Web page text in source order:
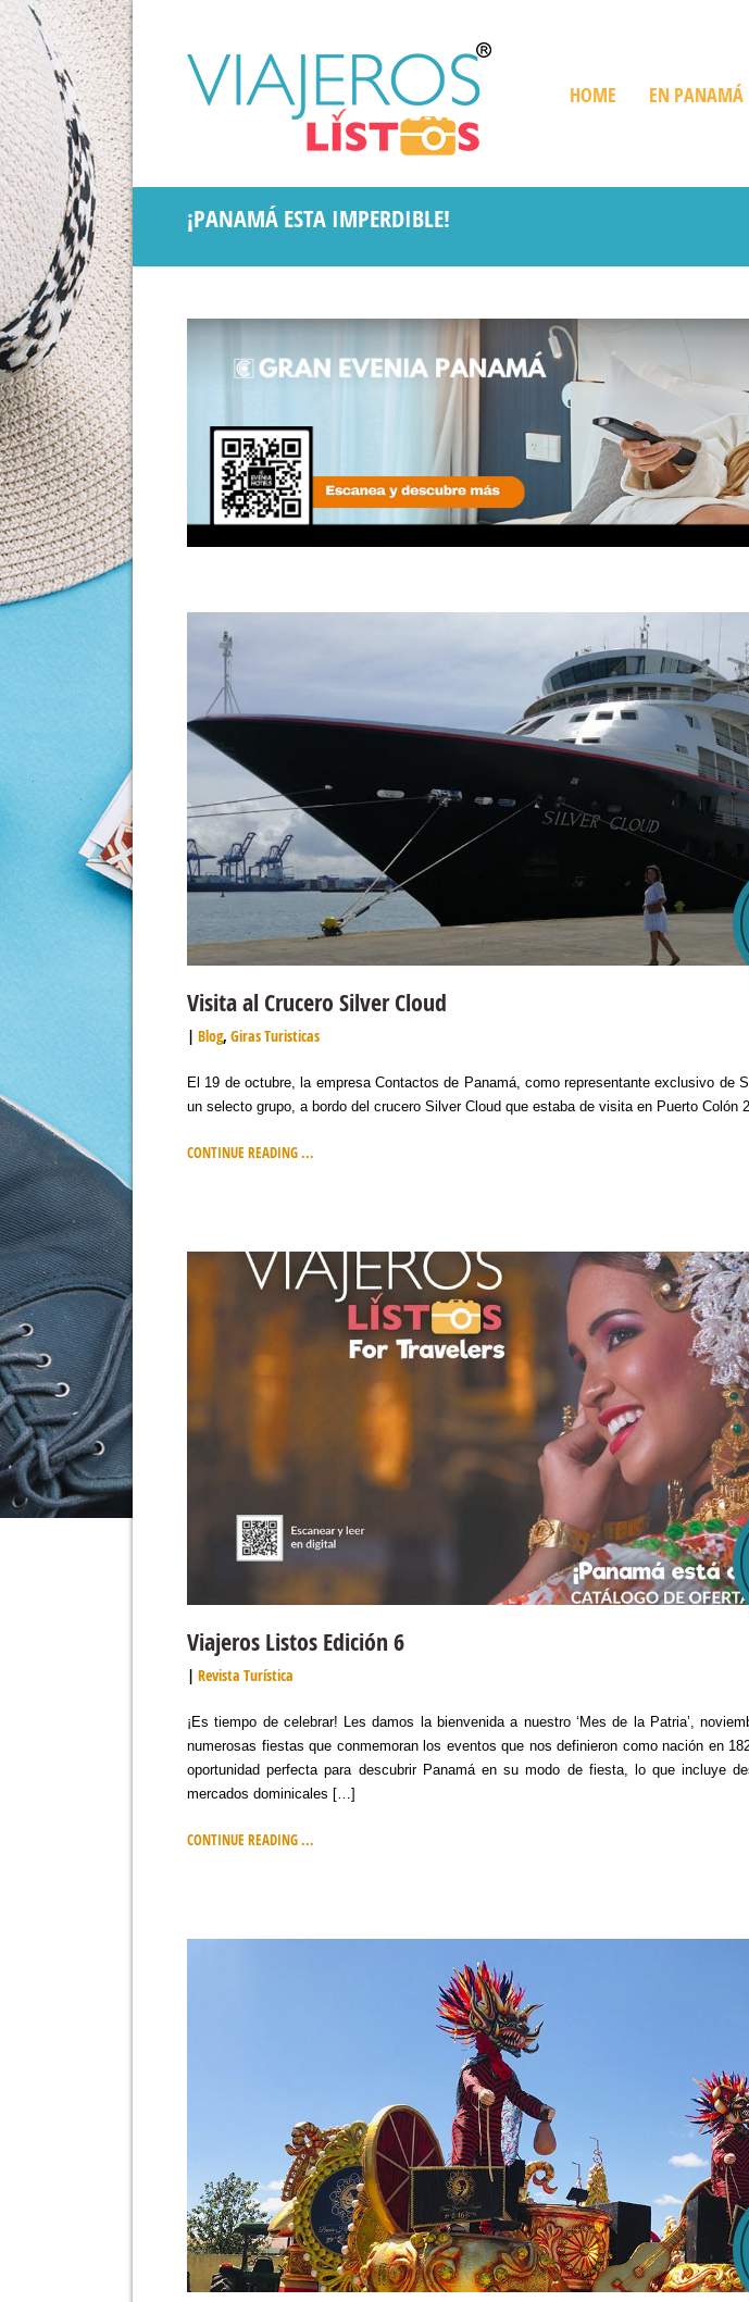
HOME EN PANAMÁ
¡PANAMÁ ESTA IMPERDIBLE!
Visita al Crucero Silver Cloud
Blog, Giras Turisticas
El 19 de octubre, la empresa Contactos de Panamá, como representante exclusivo de
un selecto grupo, a bordo del crucero Silver Cloud que estaba de visita en Puerto Colón
CONTINUE READING ...
Viajeros Listos Edición 6
Revista Turística
¡Es tiempo de celebrar! Les damos la bienvenida a nuestro ‘Mes de la Patria’,
numerosas fiestas que conmemoran los eventos que nos definieron como nación en
oportunidad perfecta para descubrir Panamá en su modo de fiesta, lo que incluye
mercados dominicales […]
CONTINUE READING ...